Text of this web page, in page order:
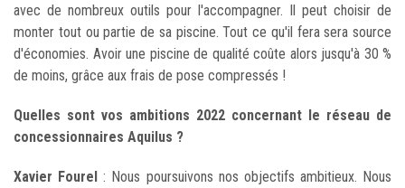
avec de nombreux outils pour l'accompagner. Il peut choisir de
monter tout ou partie de sa piscine. Tout ce qu'il fera sera source
d'économies. Avoir une piscine de qualité coûte alors jusqu'à 30 %
de moins, grâce aux frais de pose compressés !
Quelles sont vos ambitions 2022 concernant le réseau de
concessionnaires Aquilus ?
Xavier Fourel : Nous poursuivons nos objectifs ambitieux. Nous